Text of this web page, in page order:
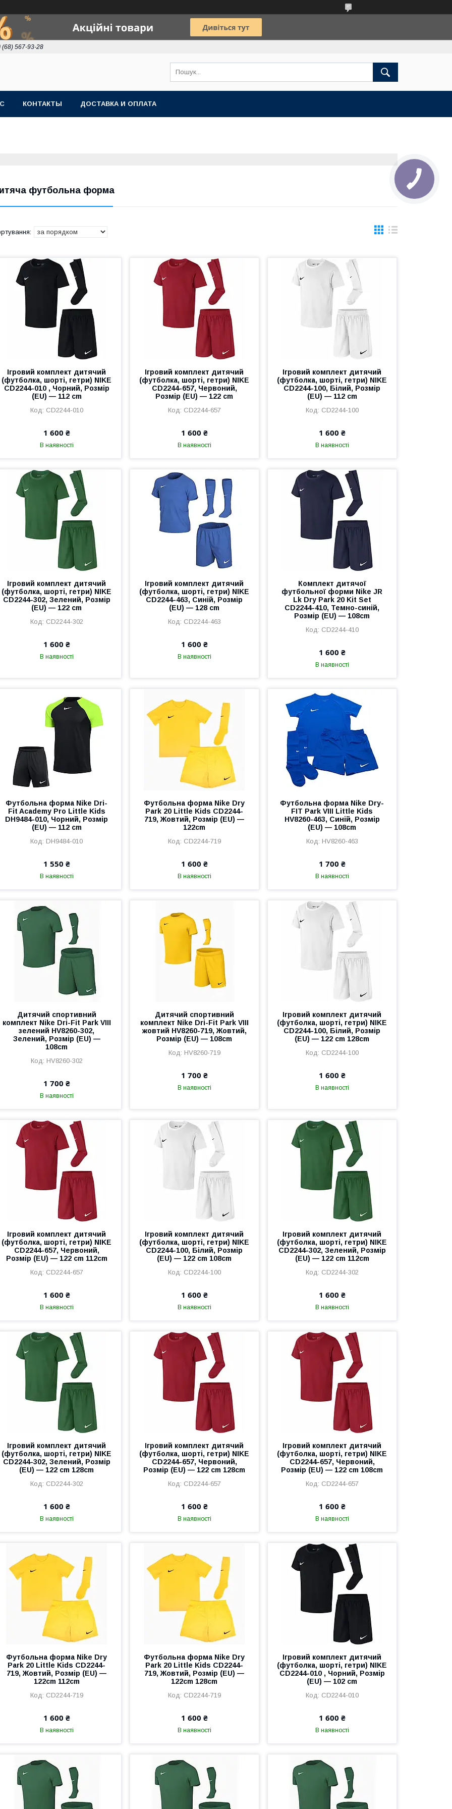
(68) 567-93-28
КОНТАКТЫ ДОСТАВКА И ОПЛАТА
футбольна форма
Ігровий комплект дитячий
(футболка, шорті, гетри) NIKE
CD2244-010 , Чорний, Розмір
(EU) — 112 cm
CD2244-010
1 600 ₴
В наявності
Ігровий комплект дитячий
(футболка, шорті, гетри) NIKE
CD2244-657, Червоний,
Розмір (EU) — 122 cm
CD2244-657
1 600 ₴
В наявності
Ігровий комплект дитячий
(футболка, шорті, гетри) NIKE
CD2244-100, Білий, Розмір
(EU) — 112 cm
CD2244-100
1 600 ₴
В наявності
Ігровий комплект дитячий
(футболка, шорті, гетри) NIKE
CD2244-302, Зелений, Розмір
(EU) — 122 cm
CD2244-302
1 600 ₴
В наявності
Ігровий комплект дитячий
(футболка, шорті, гетри) NIKE
CD2244-463, Синій, Розмір
(EU) — 128 cm
CD2244-463
1 600 ₴
В наявності
Комплект дитячої
футбольної форми Nike JR
Lk Dry Park 20 Kit Set
CD2244-410, Темно-синій,
Розмір (EU) — 108cm
CD2244-410
1 600 ₴
В наявності
Футбольна форма Nike Dri-
Fit Academy Pro Little Kids
DH9484-010, Чорний, Розмір
(EU) — 112 cm
DH9484-010
1 550 ₴
В наявності
Футбольна форма Nike Dry
Park 20 Little Kids CD2244-
719, Жовтий, Розмір (EU) —
122cm
CD2244-719
1 600 ₴
В наявності
Футбольна форма Nike Dry-
FIT Park VIII Little Kids
HV8260-463, Синій, Розмір
(EU) — 108cm
HV8260-463
1 700 ₴
В наявності
Дитячий спортивний
комплект Nike Dri-Fit Park VIII
зелений HV8260-302,
Зелений, Розмір (EU) —
108cm
HV8260-302
1 700 ₴
В наявності
Дитячий спортивний
комплект Nike Dri-Fit Park VIII
жовтий HV8260-719, Жовтий,
Розмір (EU) — 108cm
HV8260-719
1 700 ₴
В наявності
Ігровий комплект дитячий
(футболка, шорті, гетри) NIKE
CD2244-100, Білий, Розмір
(EU) — 122 cm 128cm
CD2244-100
1 600 ₴
В наявності
Ігровий комплект дитячий
(футболка, шорті, гетри) NIKE
CD2244-657, Червоний,
Розмір (EU) — 122 cm 112cm
CD2244-657
1 600 ₴
В наявності
Ігровий комплект дитячий
(футболка, шорті, гетри) NIKE
CD2244-100, Білий, Розмір
(EU) — 122 cm 108cm
CD2244-100
1 600 ₴
В наявності
Ігровий комплект дитячий
(футболка, шорті, гетри) NIKE
CD2244-302, Зелений, Розмір
(EU) — 122 cm 112cm
CD2244-302
1 600 ₴
В наявності
Ігровий комплект дитячий
(футболка, шорті, гетри) NIKE
CD2244-302, Зелений, Розмір
(EU) — 122 cm 128cm
CD2244-302
1 600 ₴
В наявності
Ігровий комплект дитячий
(футболка, шорті, гетри) NIKE
CD2244-657, Червоний,
Розмір (EU) — 122 cm 128cm
CD2244-657
1 600 ₴
В наявності
Ігровий комплект дитячий
(футболка, шорті, гетри) NIKE
CD2244-657, Червоний,
Розмір (EU) — 122 cm 108cm
CD2244-657
1 600 ₴
В наявності
Футбольна форма Nike Dry
Park 20 Little Kids CD2244-
719, Жовтий, Розмір (EU) —
122cm 112cm
CD2244-719
1 600 ₴
В наявності
Футбольна форма Nike Dry
Park 20 Little Kids CD2244-
719, Жовтий, Розмір (EU) —
122cm 128cm
CD2244-719
1 600 ₴
В наявності
Ігровий комплект дитячий
(футболка, шорті, гетри) NIKE
CD2244-010 , Чорний, Розмір
(EU) — 102 cm
CD2244-010
1 600 ₴
В наявності